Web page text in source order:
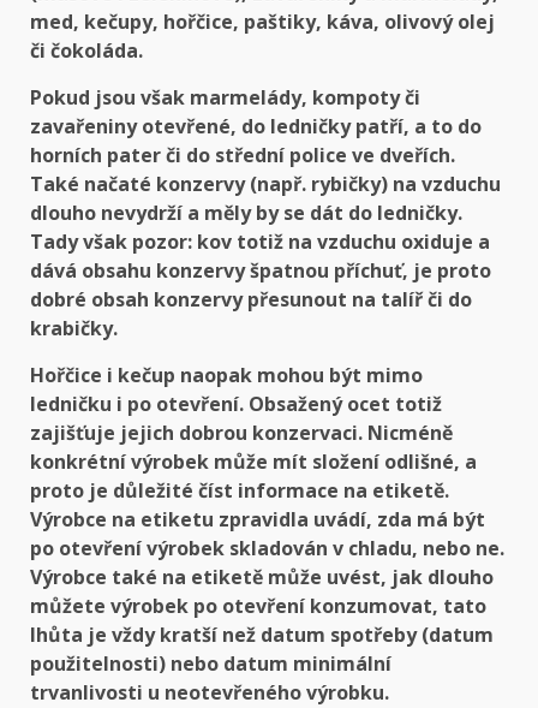
med, kečupy, hořčice, paštiky, káva, olivový olej
či čokoláda.
Pokud jsou však marmelády, kompoty či
zavařeniny otevřené, do ledničky patří, a to do
horních pater či do střední police ve dveřích.
Také načaté konzervy (např. rybičky) na vzduchu
dlouho nevydrží a měly by se dát do ledničky.
Tady však pozor: kov totiž na vzduchu oxiduje a
dává obsahu konzervy špatnou příchuť, je proto
dobré obsah konzervy přesunout na talíř či do
krabičky.
Hořčice i kečup naopak mohou být mimo
ledničku i po otevření. Obsažený ocet totiž
zajišťuje jejich dobrou konzervaci. Nicméně
konkrétní výrobek může mít složení odlišné, a
proto je důležité číst informace na etiketě.
Výrobce na etiketu zpravidla uvádí, zda má být
po otevření výrobek skladován v chladu, nebo ne.
Výrobce také na etiketě může uvést, jak dlouho
můžete výrobek po otevření konzumovat, tato
lhůta je vždy kratší než datum spotřeby (datum
použitelnosti) nebo datum minimální
trvanlivosti u neotevřeného výrobku.